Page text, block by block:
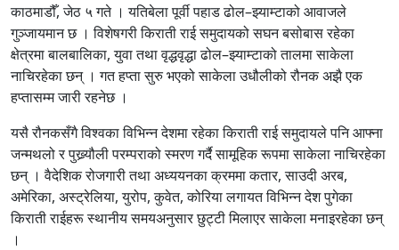
काठमाडौँ, जेठ ५ गते । यतिबेला पूर्वी पहाड ढोल–झ्याम्टाको आवाजले
गुञ्जायमान छ । विशेषगरी किराती राई समुदायको सघन बसोबास रहेका
क्षेत्रमा बालबालिका, युवा तथा वृद्धवृद्धा ढोल–झ्याम्टाको तालमा साकेला
नाचिरहेका छन् । गत हप्ता सुरु भएको साकेला उधौलीको रौनक अझै एक
हप्तासम्म जारी रहनेछ ।
यसै रौनकसँगै विश्वका विभिन्न देशमा रहेका किराती राई समुदायले पनि आफ्ना
जन्मथलो र पुख्र्यौली परम्पराको स्मरण गर्दै सामूहिक रूपमा साकेला नाचिरहेका
छन् । वैदेशिक रोजगारी तथा अध्ययनका क्रममा कतार, साउदी अरब,
अमेरिका, अस्ट्रेलिया, युरोप, कुवेत, कोरिया लगायत विभिन्न देश पुगेका
किराती राईहरू स्थानीय समयअनुसार छुट्टी मिलाएर साकेला मनाइरहेका छन्
।